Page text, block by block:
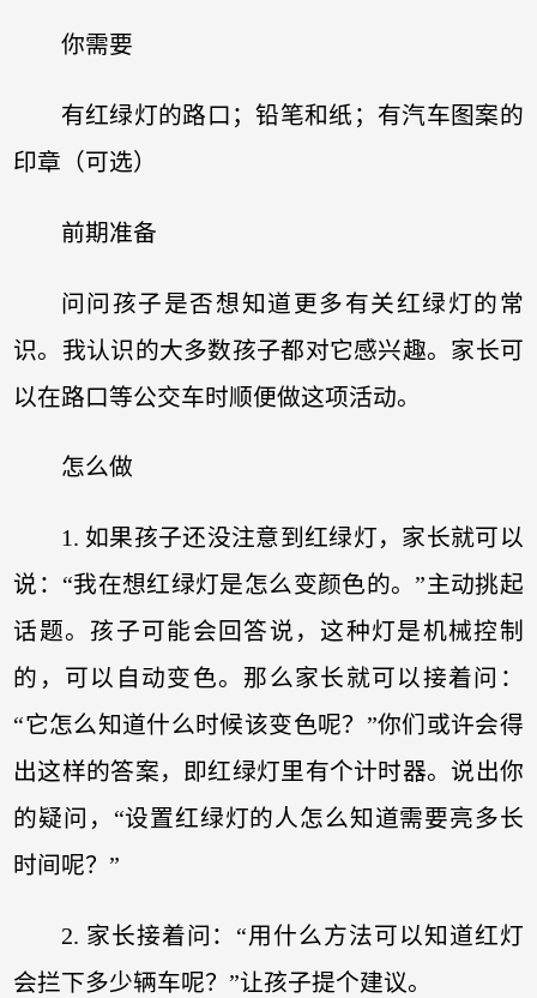
你需要
有红绿灯的路口；铅笔和纸；有汽车图案的
印章（可选）
前期准备
问问孩子是否想知道更多有关红绿灯的常
识。我认识的大多数孩子都对它感兴趣。家长可
以在路口等公交车时顺便做这项活动。
怎么做
1. 如果孩子还没注意到红绿灯，家长就可以
说：“我在想红绿灯是怎么变颜色的。”主动挑起
话题。孩子可能会回答说，这种灯是机械控制
的，可以自动变色。那么家长就可以接着问：
“它怎么知道什么时候该变色呢？”你们或许会得
出这样的答案，即红绿灯里有个计时器。说出你
的疑问，“设置红绿灯的人怎么知道需要亮多长
时间呢？”
2. 家长接着问：“用什么方法可以知道红灯
会拦下多少辆车呢？”让孩子提个建议。